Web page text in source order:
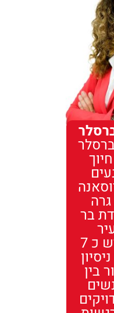
בר
החדשה חריש כ 7
בין